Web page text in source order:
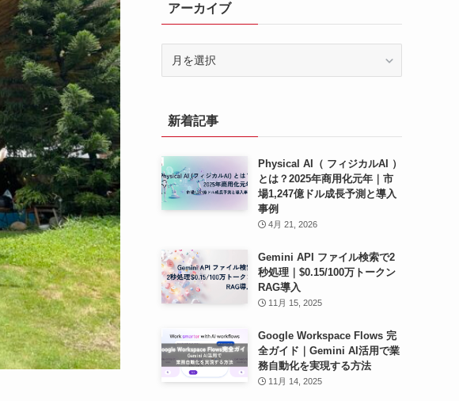
アーカイブ
ブ新着記事
Physical AI（ フィジカルAI ）
とは？2025年商用化元年｜市
場1,247億ドル成長予測と導入
事例
4月 21, 2026
Gemini API ファイル検索で2
秒処理｜$0.15/100万トークン
RAG導入
11月 15, 2025
Google Workspace Flows 完
全ガイド｜Gemini AI活用で業
務自動化を実現する方法
11月 14, 2025